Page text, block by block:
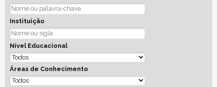
Instituição
Nível Educacional
Áreas de Conhecimento